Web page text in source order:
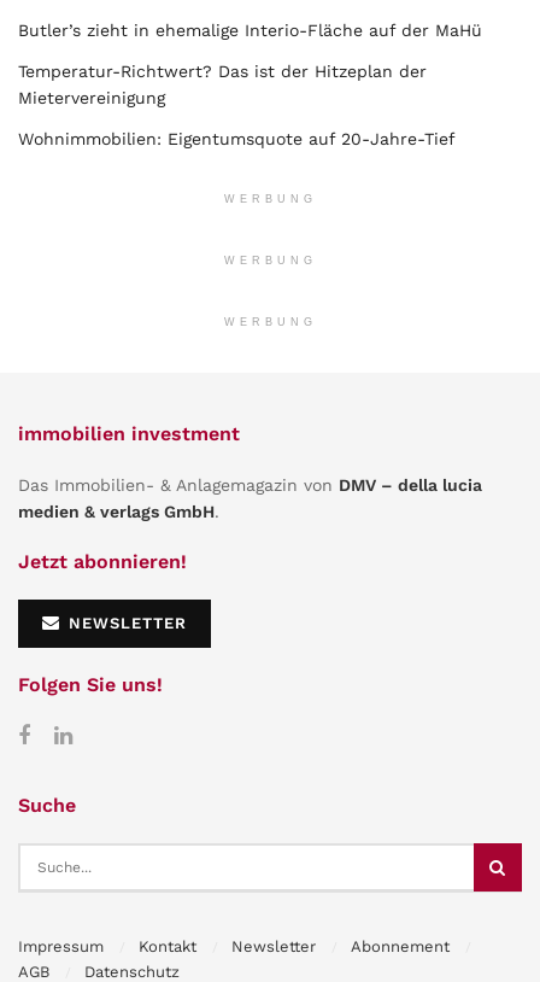
Butler’s zieht in ehemalige Interio-Fläche auf der MaHü
Temperatur-Richtwert? Das ist der Hitzeplan der
Mietervereinigung
Wohnimmobilien: Eigentumsquote auf 20-Jahre-Tief
WERBUNG
WERBUNG
WERBUNG
immobilien investment
Das Immobilien- & Anlagemagazin von DMV – della lucia
medien & verlags GmbH.
Jetzt abonnieren!
NEWSLETTER
Folgen Sie uns!
Suche
Impressum Kontakt Newsletter
Abonnement
AGB
Datenschutz